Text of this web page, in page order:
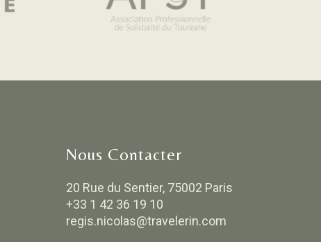
Nous Contacter
20 Rue du Sentier, 75002 Paris
+33 1 42 36 19 10
regis.nicolas@travelerin.com